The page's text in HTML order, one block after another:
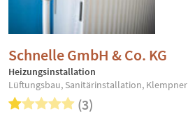
Schnelle GmbH & Co. KG
Heizungsinstallation
Lüftungsbau, Sanitärinstallation, Klempner
(3)